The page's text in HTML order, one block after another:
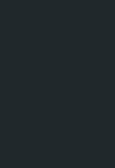
Иностранные
Аренда земли
соответствие Закону об
деятельности 1999 года.
соответствует
быть признан
Покупатели без
Если тайский покупатель
15 000 бат в месяц, но
проверяющие запросят
документального